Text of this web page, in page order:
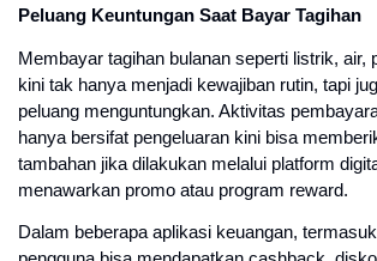
Peluang Keuntungan Saat Bayar Tagihan
Membayar tagihan bulanan seperti listrik, air,
kini tak hanya menjadi kewajiban rutin, tapi
peluang menguntungkan. Aktivitas
hanya bersifat pengeluaran kini bisa
tambahan jika dilakukan melalui platform
menawarkan promo atau program reward.
Dalam beberapa aplikasi keuangan,